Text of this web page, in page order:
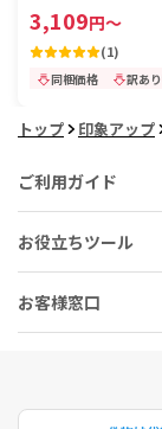
3,109円～
(1)
同梱価格 訳あ
トップ 印象アップ
ご利用ガイド
お役立ちツール
お客様窓口